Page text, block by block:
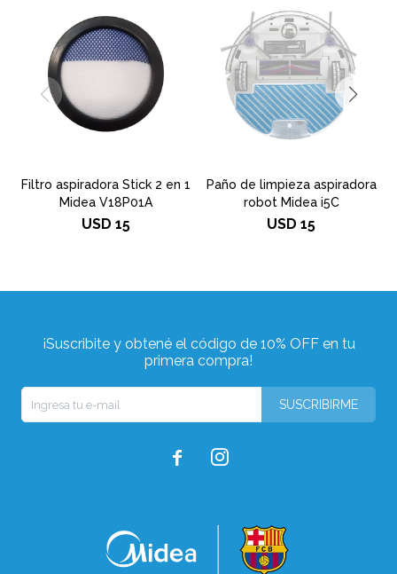
Filtro aspiradora Stick 2 en 1
Midea V18P01A
USD 15
Paño de limpieza aspiradora
robot Midea i5C
USD 15
¡Suscribite y obtené el código de 10% OFF en tu
primera compra!
SUSCRIBIRME
 